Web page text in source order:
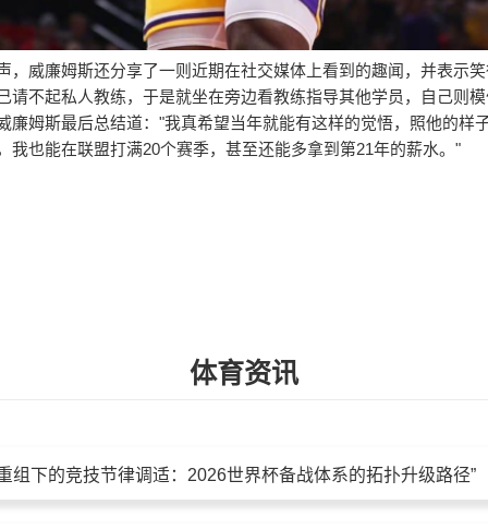
，威廉姆斯还分享了一则近期在社交媒体上看到的趣闻，并表示
请不起私人教练，于是就坐在旁边看教练指导其他学员，自己则
廉姆斯最后总结道："我真希望当年就能有这样的觉悟，照他的样
我也能在联盟打满20个赛季，甚至还能多拿到第21年的薪水。"
体育资讯
组下的竞技节律调适：2026世界杯备战体系的拓扑升级路径”